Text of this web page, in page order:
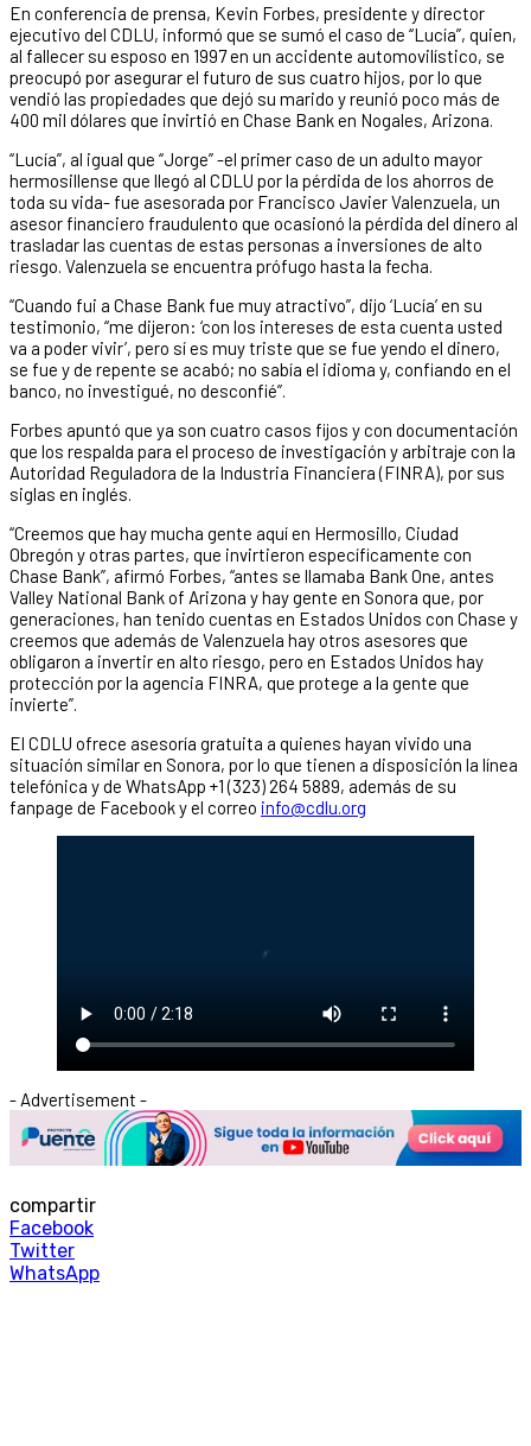
En conferencia de prensa, Kevin Forbes, presidente y director
ejecutivo del CDLU, informó que se sumó el caso de “Lucía”, quien,
al fallecer su esposo en 1997 en un accidente automovilístico, se
preocupó por asegurar el futuro de sus cuatro hijos, por lo que
vendió las propiedades que dejó su marido y reunió poco más de
400 mil dólares que invirtió en Chase Bank en Nogales, Arizona.
“Lucía”, al igual que “Jorge” -el primer caso de un adulto mayor
hermosillense que llegó al CDLU por la pérdida de los ahorros de
toda su vida- fue asesorada por Francisco Javier Valenzuela, un
asesor financiero fraudulento que ocasionó la pérdida del dinero al
trasladar las cuentas de estas personas a inversiones de alto
riesgo. Valenzuela se encuentra prófugo hasta la fecha.
“Cuando fui a Chase Bank fue muy atractivo”, dijo ‘Lucía’ en su
testimonio, “me dijeron: ‘con los intereses de esta cuenta usted
va a poder vivir’, pero sí es muy triste que se fue yendo el dinero,
se fue y de repente se acabó; no sabía el idioma y, confiando en el
banco, no investigué, no desconfié”.
Forbes apuntó que ya son cuatro casos fijos y con documentación
que los respalda para el proceso de investigación y arbitraje con la
Autoridad Reguladora de la Industria Financiera (FINRA), por sus
siglas en inglés.
“Creemos que hay mucha gente aquí en Hermosillo, Ciudad
Obregón y otras partes, que invirtieron específicamente con
Chase Bank”, afirmó Forbes, “antes se llamaba Bank One, antes
Valley National Bank of Arizona y hay gente en Sonora que, por
generaciones, han tenido cuentas en Estados Unidos con Chase y
creemos que además de Valenzuela hay otros asesores que
obligaron a invertir en alto riesgo, pero en Estados Unidos hay
protección por la agencia FINRA, que protege a la gente que
invierte”.
El CDLU ofrece asesoría gratuita a quienes hayan vivido una
situación similar en Sonora, por lo que tienen a disposición la línea
telefónica y de WhatsApp +1 (323) 264 5889, además de su
fanpage de Facebook y el correo info@cdlu.org
- Advertisement -
compartir
Facebook
Twitter
WhatsApp